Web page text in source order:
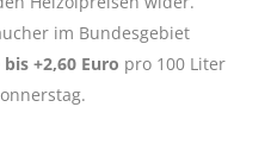
im Bundesgebiet
bis +2,60 Euro pro 100 Liter